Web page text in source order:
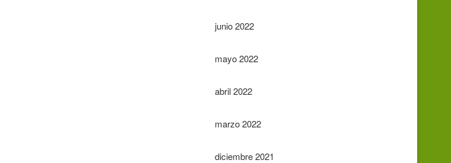
junio 2022
mayo 2022
abril 2022
marzo 2022
diciembre 2021